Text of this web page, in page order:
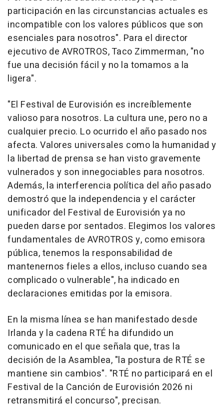
participación en las circunstancias actuales es
incompatible con los valores públicos que son
esenciales para nosotros". Para el director
ejecutivo de AVROTROS, Taco Zimmerman, "no
fue una decisión fácil y no la tomamos a la
ligera".
"El Festival de Eurovisión es increíblemente
valioso para nosotros. La cultura une, pero no a
cualquier precio. Lo ocurrido el año pasado nos
afecta. Valores universales como la humanidad y
la libertad de prensa se han visto gravemente
vulnerados y son innegociables para nosotros.
Además, la interferencia política del año pasado
demostró que la independencia y el carácter
unificador del Festival de Eurovisión ya no
pueden darse por sentados. Elegimos los valores
fundamentales de AVROTROS y, como emisora
pública, tenemos la responsabilidad de
mantenernos fieles a ellos, incluso cuando sea
complicado o vulnerable", ha indicado en
declaraciones emitidas por la emisora.
En la misma línea se han manifestado desde
Irlanda y la cadena RTÉ ha difundido un
comunicado en el que señala que, tras la
decisión de la Asamblea, "la postura de RTÉ se
mantiene sin cambios". "RTÉ no participará en el
Festival de la Canción de Eurovisión 2026 ni
retransmitirá el concurso", precisan.